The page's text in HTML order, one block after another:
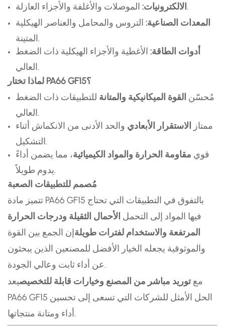
الالكترونيات:الموصلات والأغلفة والأجزاء العازلة.
المعدات الصناعية: التروس والمحامل والعناصر الهيكلية
أدوات الطاقة: الأغطية والأجزاء الهيكلية ذات الضغط
لماذا تختار PA66 GF15؟
مُحسّن القوة الميكانيكية والمتانة للتطبيقات ذات الضغط
ممتاز الاستقرار الأبعادي والحد الأدنى من الانكماش أثناء
قوي مقاومة الحرارة والمواد الكيميائية، مما يضمن أداءً
مُصمم للتطبيقات الصعبة
تتميز مادة PA66 GF15 بالتفوق في التطبيقات التي تحتاج
فيها المواد إلى التحمل الأحمال الثقيلة ودرجات الحرارة
المرتفعة والاستخدام لفترات طويلةإن الجمع بين القوة
والموثوقية يجعله الخيار الأفضل للمصنعين الذين يبحثون
عن أداء ثابت وعالي الجودة.
مع توريد مباشر من المصنع وخيارات قابلة للتخصيصيعد
PA66 GF15 الحل الأمثل للشركات التي تسعى إلى تحسين
أداء ومتانة منتجاتها.